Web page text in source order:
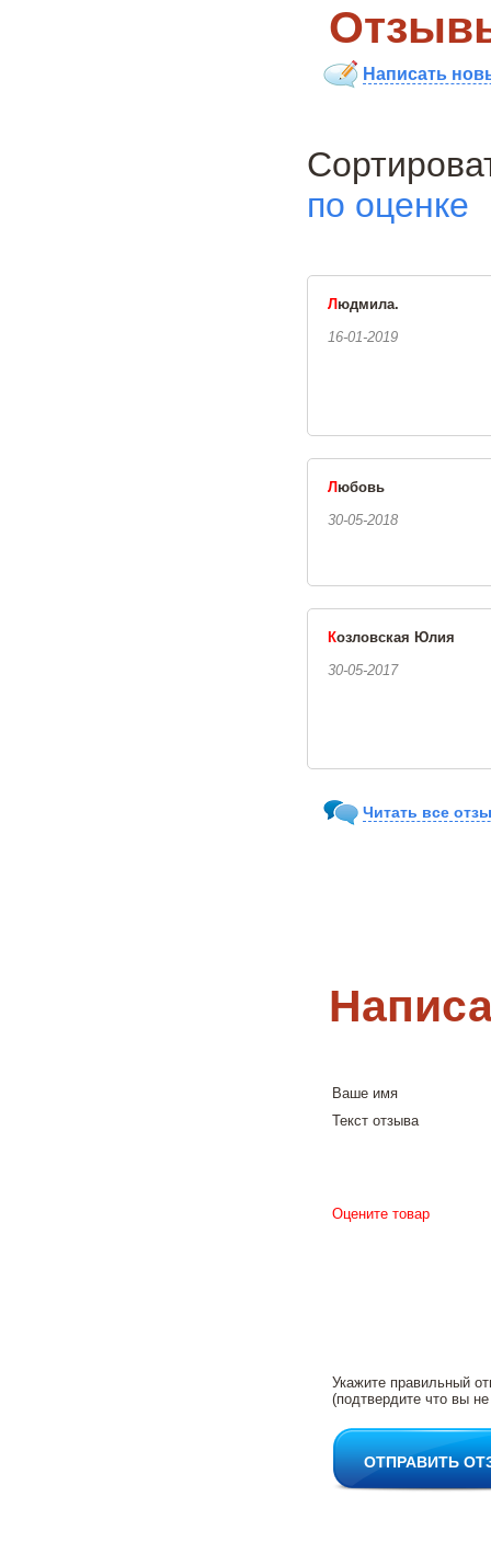
Написать
по оценке
Людмила.
16-01-2019
Любовь
30-05-2018
Козловская Юлия
30-05-2017
Читать все
Ваше имя
Текст отзыва
Оцените товар
Укажите правильный
(подтвердите что вы
ОТПРАВИТЬ